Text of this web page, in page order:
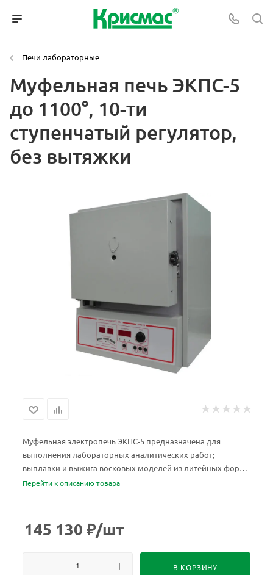
Печи лабораторные
Муфельная печь ЭКПС-5
до 1100°, 10-ти
ступенчатый регулятор,
без вытяжки
Муфельная электропечь ЭКПС-5 предназначена для
выполнения лабораторных аналитических работ;
выплавки и выжига восковых моделей из литейных форм,
обжига литейных форм, термической и
прокаливания, отпуска и отжига изделий и материалов,
плавки и пайки цветных металлов, изготовление
Перейти к описанию товара
145 130 ₽/шт
В КОРЗИНУ